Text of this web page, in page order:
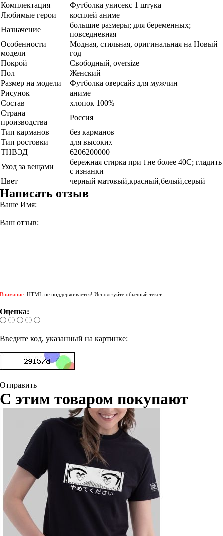
Комплектация
Футболка унисекс 1 штука
Любимые герои
косплей аниме
Назначение
большие размеры; для беременных;
повседневная
Особенности
модели
Модная, стильная, оригинальная на Новый
год
Покрой
Свободный, oversize
Пол
Женский
Размер на модели
Футболка оверсайз для мужчин
Рисунок
аниме
Состав
хлопок 100%
Страна
производства
Россия
Тип карманов
без карманов
Тип ростовки
для высоких
ТНВЭД
6206200000
Уход за вещами
бережная стирка при t не более 40С; гладить
с изнанки
Цвет
черный матовый,красный,белый,серый
Написать отзыв
Ваше Имя:
Ваш отзыв:
Внимание: HTML не поддерживается! Используйте обычный текст.
Оценка:
Введите код, указанный на картинке:
Отправить
С этим товаром покупают